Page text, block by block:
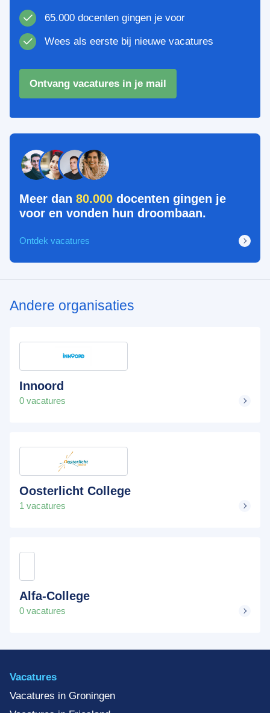
65.000 docenten gingen je voor
Wees als eerste bij nieuwe vacatures
Ontvang vacatures in je mail
Meer dan 80.000 docenten gingen je
voor en vonden hun droombaan.
Ontdek vacatures
Andere organisaties
Innoord
0 vacatures
Oosterlicht College
1 vacatures
Alfa-College
0 vacatures
Vacatures
Vacatures in Groningen